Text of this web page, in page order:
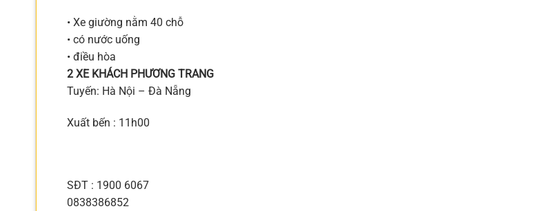
• Xe giường nằm 40 chỗ
• có nước uống
• điều hòa
2 XE KHÁCH PHƯƠNG TRANG
Tuyến: Hà Nội – Đà Nẵng
Xuất bến : 11h00
SĐT : 1900 6067
0838386852